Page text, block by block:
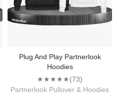
Plug And Play Partnerlook
Hoodies
★★★★★(73)
Partnerlook Pullover & Hoodies